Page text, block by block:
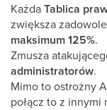
KażdaTablica
zwiększa
maksimum 125%.
Zmusza
administratorów.
Mimo to ostrożny
połącz to z innymi